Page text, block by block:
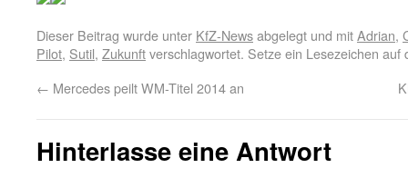
Dieser Beitrag wurde unter KfZ-Newsabgelegt und mitAdrian,
Pilot, Sutil, Zukunftverschlagwortet. Setze ein Lesezeichen auf
← Mercedes peilt WM-Titel 2014 an
Hinterlasse eine Antwort